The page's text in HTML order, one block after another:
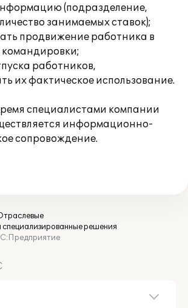
(подразделение,
занимаемых ставок);
продвижение работника в
работников,
их фактическое использование.
специалистами компании
информационно-
сопровождение.
специализированные решения